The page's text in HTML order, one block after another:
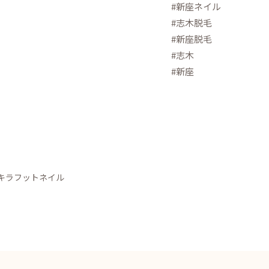
#新座ネイル
#志木脱毛
#新座脱毛
#志木
#新座
ラフットネイル